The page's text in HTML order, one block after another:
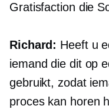
Gratisfaction die
Richard: Heeft u
iemand die dit op
gebruikt, zodat
proces kan horen